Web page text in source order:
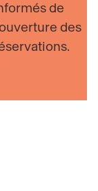
de
des